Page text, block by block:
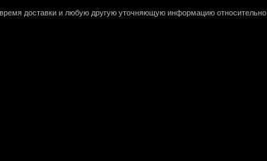
доставки и любую другую уточняющую информацию относительно